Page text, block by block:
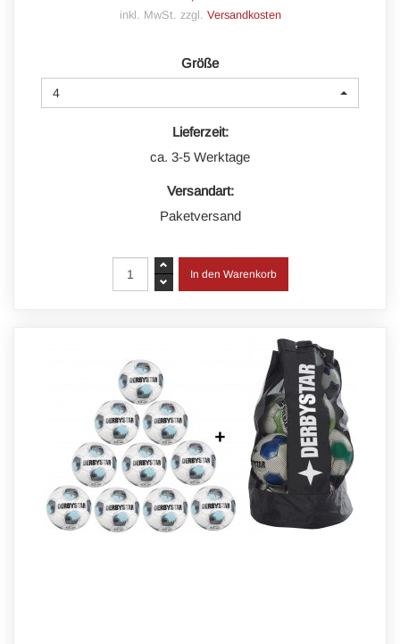
inkl. MwSt. zzgl. Versandkosten
Größe
4
Lieferzeit:
ca. 3-5 Werktage
Versandart:
Paketversand